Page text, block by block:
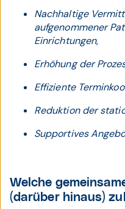
Nachhaltige
aufgenommener
Einrichtungen,
Erhöhung der
Effiziente
Reduktion der
Supportives
Welche
(darüber hinaus)